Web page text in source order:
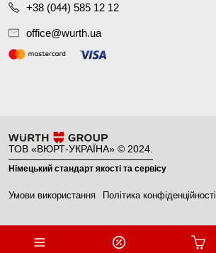
+38 (044) 585 12 12
office@wurth.ua
ТОВ «ВЮРТ-УКРАЇНА» © 2024.
Німецький стандарт якості та сервісу
Умови використання Політика конфіденційності